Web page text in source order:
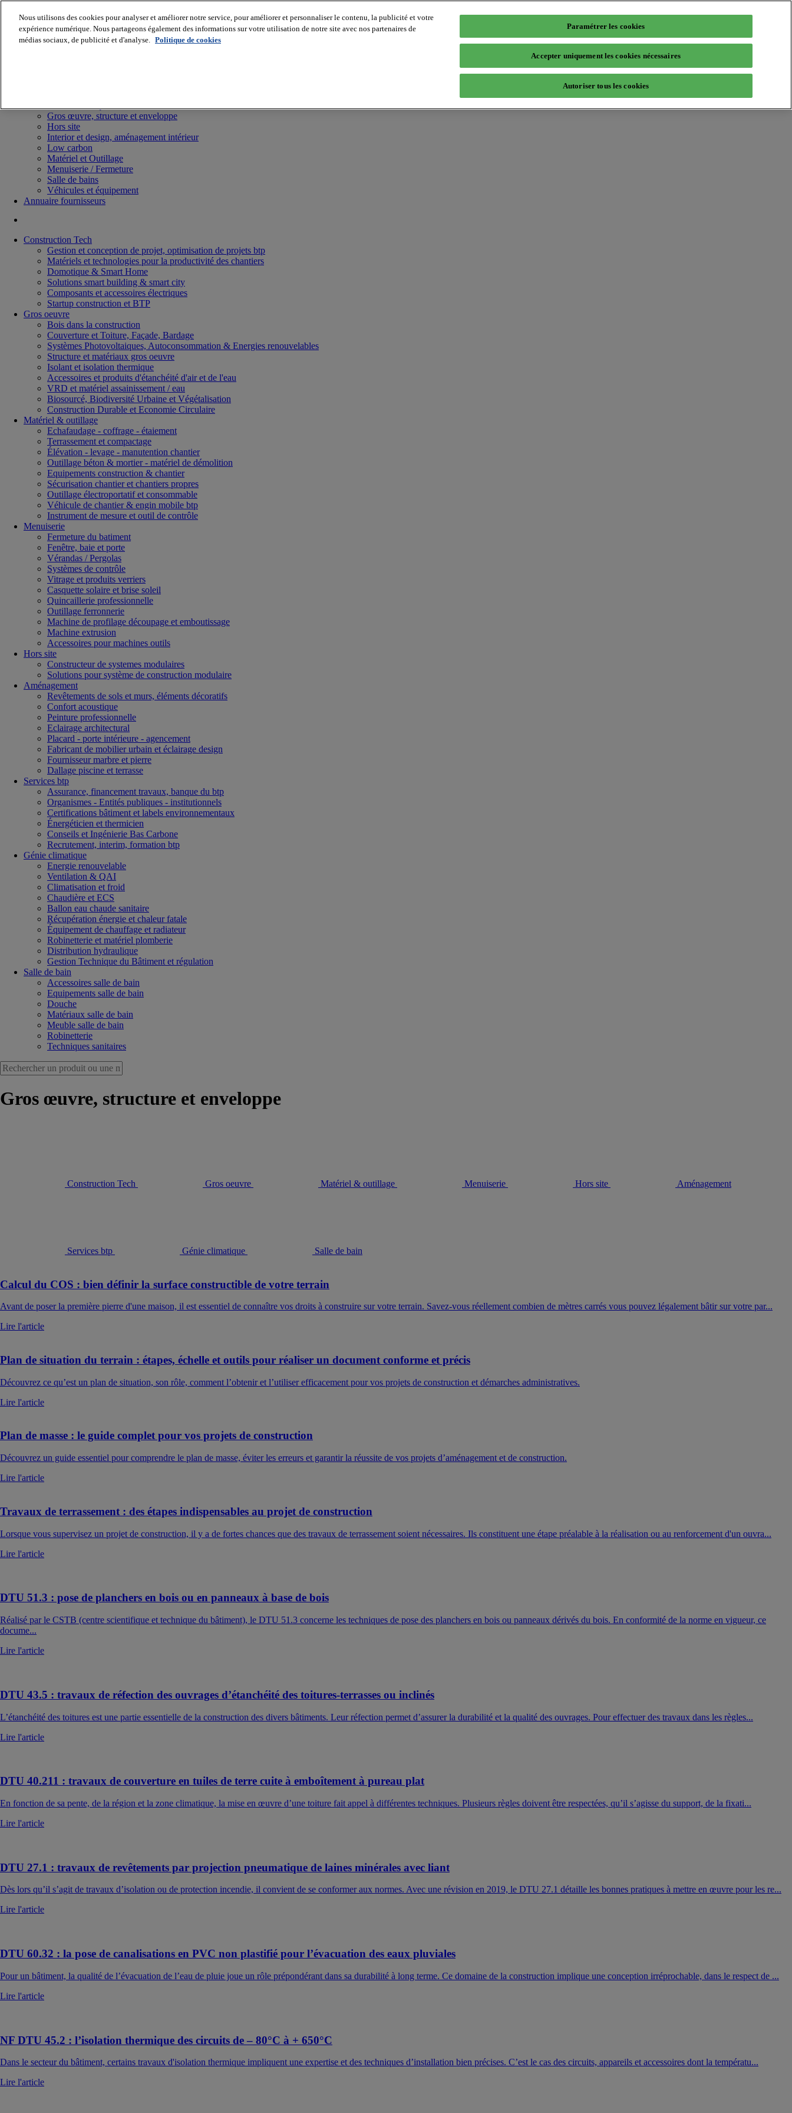
Gros œuvre, structure et enveloppe
Hors site
Interior et design, aménagement intérieur
Low carbon
Matériel et Outillage
Menuiserie / Fermeture
Salle de bains
Véhicules et équipement
Annuaire fournisseurs
Construction Tech
Gestion et conception de projet, optimisation de projets btp
Matériels et technologies pour la productivité des chantiers
Domotique & Smart Home
Solutions smart building & smart city
Composants et accessoires électriques
Startup construction et BTP
Gros oeuvre
Bois dans la construction
Couverture et Toiture, Façade, Bardage
Systèmes Photovoltaiques, Autoconsommation & Energies renouvelables
Structure et matériaux gros oeuvre
Isolant et isolation thermique
Accessoires et produits d'étanchéité d'air et de l'eau
VRD et matériel assainissement / eau
Biosourcé, Biodiversité Urbaine et Végétalisation
Construction Durable et Economie Circulaire
Matériel & outillage
Echafaudage - coffrage - étaiement
Terrassement et compactage
Élévation - levage - manutention chantier
Outillage béton & mortier - matériel de démolition
Equipements construction & chantier
Sécurisation chantier et chantiers propres
Outillage électroportatif et consommable
Véhicule de chantier & engin mobile btp
Instrument de mesure et outil de contrôle
Menuiserie
Fermeture du batiment
Fenêtre, baie et porte
Vérandas / Pergolas
Systèmes de contrôle
Vitrage et produits verriers
Casquette solaire et brise soleil
Quincaillerie professionnelle
Outillage ferronnerie
Machine de profilage découpage et emboutissage
Machine extrusion
Accessoires pour machines outils
Hors site
Constructeur de systemes modulaires
Solutions pour système de construction modulaire
Aménagement
Revêtements de sols et murs, éléments décoratifs
Confort acoustique
Peinture professionnelle
Eclairage architectural
Placard - porte intérieure - agencement
Fabricant de mobilier urbain et éclairage design
Fournisseur marbre et pierre
Dallage piscine et terrasse
Services btp
Assurance, financement travaux, banque du btp
Organismes - Entités publiques - institutionnels
Certifications bâtiment et labels environnementaux
Énergéticien et thermicien
Conseils et Ingénierie Bas Carbone
Recrutement, interim, formation btp
Génie climatique
Energie renouvelable
Ventilation & QAI
Climatisation et froid
Chaudière et ECS
Ballon eau chaude sanitaire
Récupération énergie et chaleur fatale
Équipement de chauffage et radiateur
Robinetterie et matériel plomberie
Distribution hydraulique
Gestion Technique du Bâtiment et régulation
Salle de bain
Accessoires salle de bain
Equipements salle de bain
Douche
Matériaux salle de bain
Meuble salle de bain
Robinetterie
Techniques sanitaires
Gros œuvre, structure et enveloppe
Construction Tech Gros oeuvre Matériel & outillage Menuiserie Hors site Aménagement
Services btp Génie climatique Salle de bain
Calcul du COS : bien définir la surface constructible de votre terrain
Avant de poser la première pierre d'une maison, il est essentiel de connaître vos droits à construire sur votre terrain. Savez-vous réellement combien de mètres carrés vous pouvez légalement bâtir sur votre par...
Lire l'article
Plan de situation du terrain : étapes, échelle et outils pour réaliser un document conforme et précis
Découvrez ce qu’est un plan de situation, son rôle, comment l’obtenir et l’utiliser efficacement pour vos projets de construction et démarches administratives.
Lire l'article
Plan de masse : le guide complet pour vos projets de construction
Découvrez un guide essentiel pour comprendre le plan de masse, éviter les erreurs et garantir la réussite de vos projets d’aménagement et de construction.
Lire l'article
Travaux de terrassement : des étapes indispensables au projet de construction
Lorsque vous supervisez un projet de construction, il y a de fortes chances que des travaux de terrassement soient nécessaires. Ils constituent une étape préalable à la réalisation ou au renforcement d'un ouvra...
Lire l'article
DTU 51.3 : pose de planchers en bois ou en panneaux à base de bois
Réalisé par le CSTB (centre scientifique et technique du bâtiment), le DTU 51.3 concerne les techniques de pose des planchers en bois ou panneaux dérivés du bois. En conformité de la norme en vigueur, ce
docume...
Lire l'article
DTU 43.5 : travaux de réfection des ouvrages d’étanchéité des toitures-terrasses ou inclinés
L’étanchéité des toitures est une partie essentielle de la construction des divers bâtiments. Leur réfection permet d’assurer la durabilité et la qualité des ouvrages. Pour effectuer des travaux dans les règles...
Lire l'article
DTU 40.211 : travaux de couverture en tuiles de terre cuite à emboîtement à pureau plat
En fonction de sa pente, de la région et la zone climatique, la mise en œuvre d’une toiture fait appel à différentes techniques. Plusieurs règles doivent être respectées, qu’il s’agisse du support, de la fixati...
Lire l'article
DTU 27.1 : travaux de revêtements par projection pneumatique de laines minérales avec liant
Dès lors qu’il s’agit de travaux d’isolation ou de protection incendie, il convient de se conformer aux normes. Avec une révision en 2019, le DTU 27.1 détaille les bonnes pratiques à mettre en œuvre pour les re...
Lire l'article
DTU 60.32 : la pose de canalisations en PVC non plastifié pour l’évacuation des eaux pluviales
Pour un bâtiment, la qualité de l’évacuation de l’eau de pluie joue un rôle prépondérant dans sa durabilité à long terme. Ce domaine de la construction implique une conception irréprochable, dans le respect de ...
Lire l'article
NF DTU 45.2 : l’isolation thermique des circuits de – 80°C à + 650°C
Dans le secteur du bâtiment, certains travaux d'isolation thermique impliquent une expertise et des techniques d’installation bien précises. C’est le cas des circuits, appareils et accessoires dont la températu...
Lire l'article
Nous utilisons des cookies pour analyser et améliorer notre service, pour améliorer et personnaliser le contenu, la publicité et votre
expérience numérique. Nous partageons également des informations sur votre utilisation de notre site avec nos partenaires de
médias sociaux, de publicité et d'analyse. Politique de cookies
Paramétrer les cookies
Accepter uniquement les cookies nécessaires
Autoriser tous les cookies